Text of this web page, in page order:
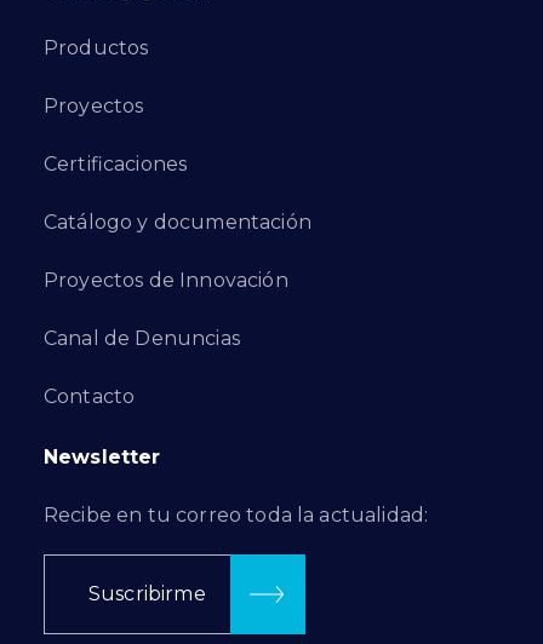
Productos
Proyectos
Certificaciones
Catálogo y documentación
Proyectos de Innovación
Canal de Denuncias
Contacto
Newsletter
Recibe en tu correo toda la actualidad:
Suscribirme